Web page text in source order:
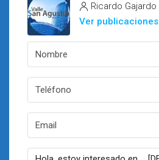
Ricardo Gajardo
Ver publicaciones